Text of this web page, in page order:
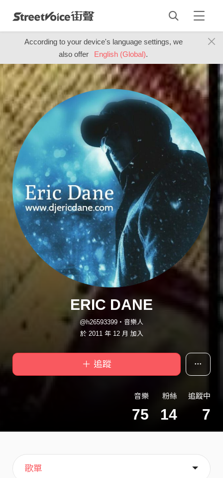
According to your device's language settings, we
also offer
English (Global).
ERIC DANE
@h26593399・音樂人
於 2011 年 12 月 加入
＋ 追蹤
音樂
75
粉絲
14
追蹤中
7
主頁
音樂
歌單
喜歡
關於